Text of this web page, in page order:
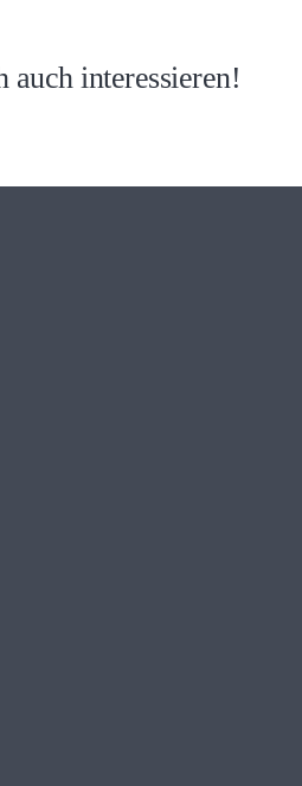
auch interessieren!
nah
mitmachst